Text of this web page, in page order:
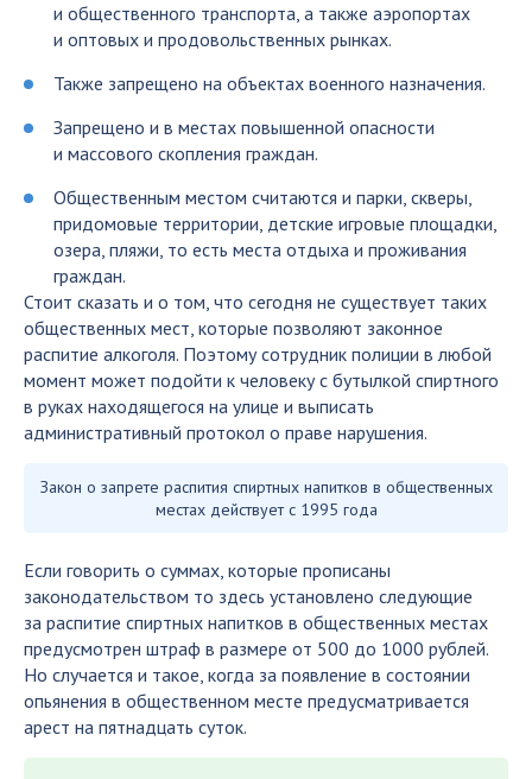
и общественного транспорта, а также аэропортах
и оптовых и продовольственных рынках.
Также запрещено на объектах военного назначения.
Запрещено и в местах повышенной опасности
и массового скопления граждан.
Общественным местом считаются и парки, скверы,
придомовые территории, детские игровые площадки,
озера, пляжи, то есть места отдыха и проживания
граждан.
Стоит сказать и о том, что сегодня не существует таких
общественных мест, которые позволяют законное
распитие алкоголя. Поэтому сотрудник полиции в любой
момент может подойти к человеку с бутылкой спиртного
в руках находящегося на улице и выписать
административный протокол о праве нарушения.
Закон о запрете распития спиртных напитков в общественных
местах действует с 1995 года
Если говорить о суммах, которые прописаны
законодательством то здесь установлено следующие
за распитие спиртных напитков в общественных местах
предусмотрен штраф в размере от 500 до 1000 рублей.
Но случается и такое, когда за появление в состоянии
опьянения в общественном месте предусматривается
арест на пятнадцать суток.